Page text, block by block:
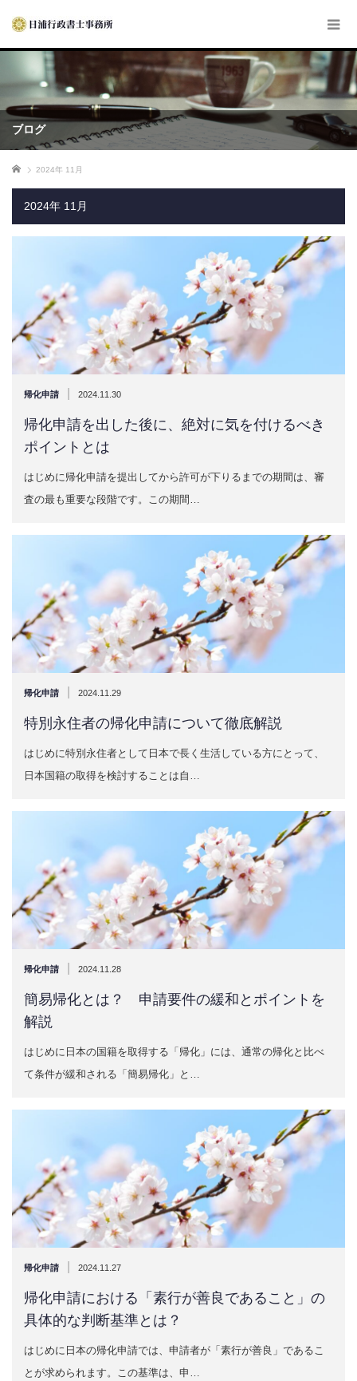
ブログ
ホーム 2024年 11月
2024年 11月
帰化申請 2024.11.30
帰化申請を出した後に、絶対に気を付けるべき
ポイントとは
はじめに帰化申請を提出してから許可が下りるまでの期間は、審
査の最も重要な段階です。この期間…
帰化申請 2024.11.29
特別永住者の帰化申請について徹底解説
はじめに特別永住者として日本で長く生活している方にとって、
日本国籍の取得を検討することは自…
帰化申請 2024.11.28
簡易帰化とは？ 申請要件の緩和とポイントを
解説
はじめに日本の国籍を取得する「帰化」には、通常の帰化と比べ
て条件が緩和される「簡易帰化」と…
帰化申請 2024.11.27
帰化申請における「素行が善良であること」の
具体的な判断基準とは？
はじめに日本の帰化申請では、申請者が「素行が善良」であるこ
とが求められます。この基準は、申…